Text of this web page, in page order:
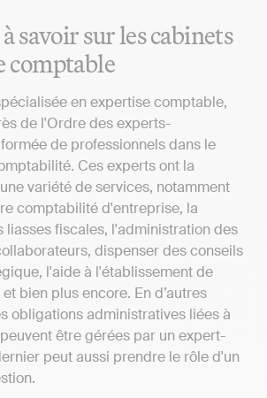
savoir sur les cabinets
comptable
en expertise comptable,
de l'Ordre des experts-
de professionnels dans le
Ces experts ont la
variété de services, notamment
comptabilité d'entreprise, la
liasses fiscales, l'administration des
dispenser des conseils
l'aide à l'établissement de
bien plus encore. En d’autres
obligations administratives liées à
être gérées par un expert-
peut aussi prendre le rôle d'un